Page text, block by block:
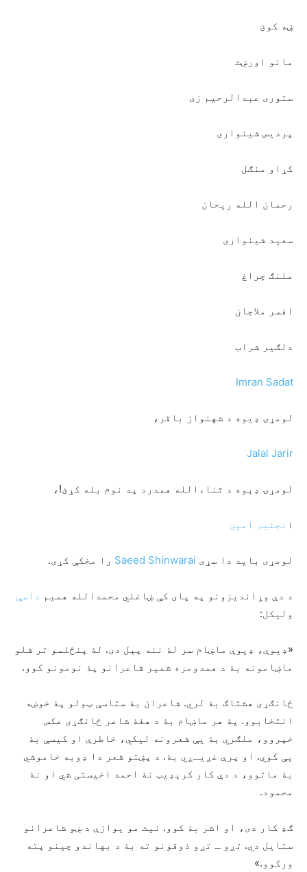
ښه کوئ
مانو اورښت
ستوری عبدالرحیم زی
پردیس شینواری
کړاو منګل
رحمان الله ریحان
سعید شینواری
ملنګ چراغ
افسر ملاجان
دلګیر شراب
Imran Sadat
لومړۍ ډيوه د شهنواز باقر،
Jalal Jarir
لومړۍ ډېوه د ثناءالله همدرد په نوم بله کړئ!،
ا نجنير امين
لومړی بايد دا سړی Saeed Shinwarai را مخکې کړی.
د دې وړاندیزونو په پای کې ښاغلي محمدالله همیم داسې
ولیکل:
«ډیوې، ډیوې ماښام سر لۀ ننه پېل دی. لۀ پنځلسو تر شلو
ماښامونه بۀ د همدومره شمیر شاعرانو پۀ نومونو کوو.
ځانګړی هشتاګ بۀ لري. شاعران بۀ ستاسې ټولو پۀ خوښه
انتخابوو. پۀ هر ماښام بۀ د هغۀ شاعر ځانګړی عکس
خپروو، ملګري بۀ یې شعرونه لیکي، خاطرې او کیسې بۀ
یې کوي. او پرې غږیـږي بۀ. د پښتو شعر دا ډوبه خاموشي
بۀ ماتوو، د دې کار کرېډیټ نۀ احمد اخیستی شي او نۀ
محمود.
ګډ کار دی، او اشر بۀ کوو. نیت مو یوازې د ښو شاعرانو
ستایل دي. تږو ـ تږو ذوقونو ته بۀ د بهاندو چینو پته
ورکوو.»